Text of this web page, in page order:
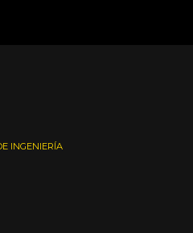
INGENIERÍA